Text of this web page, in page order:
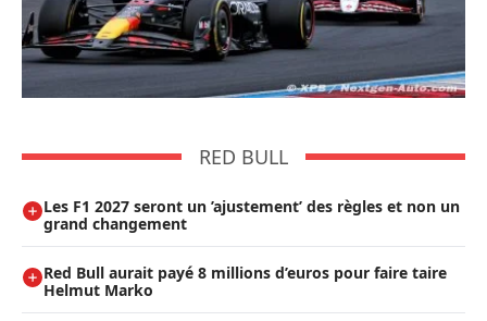
RED BULL
Les F1 2027 seront un ’ajustement’ des règles et non un
grand changement
Red Bull aurait payé 8 millions d’euros pour faire taire
Helmut Marko